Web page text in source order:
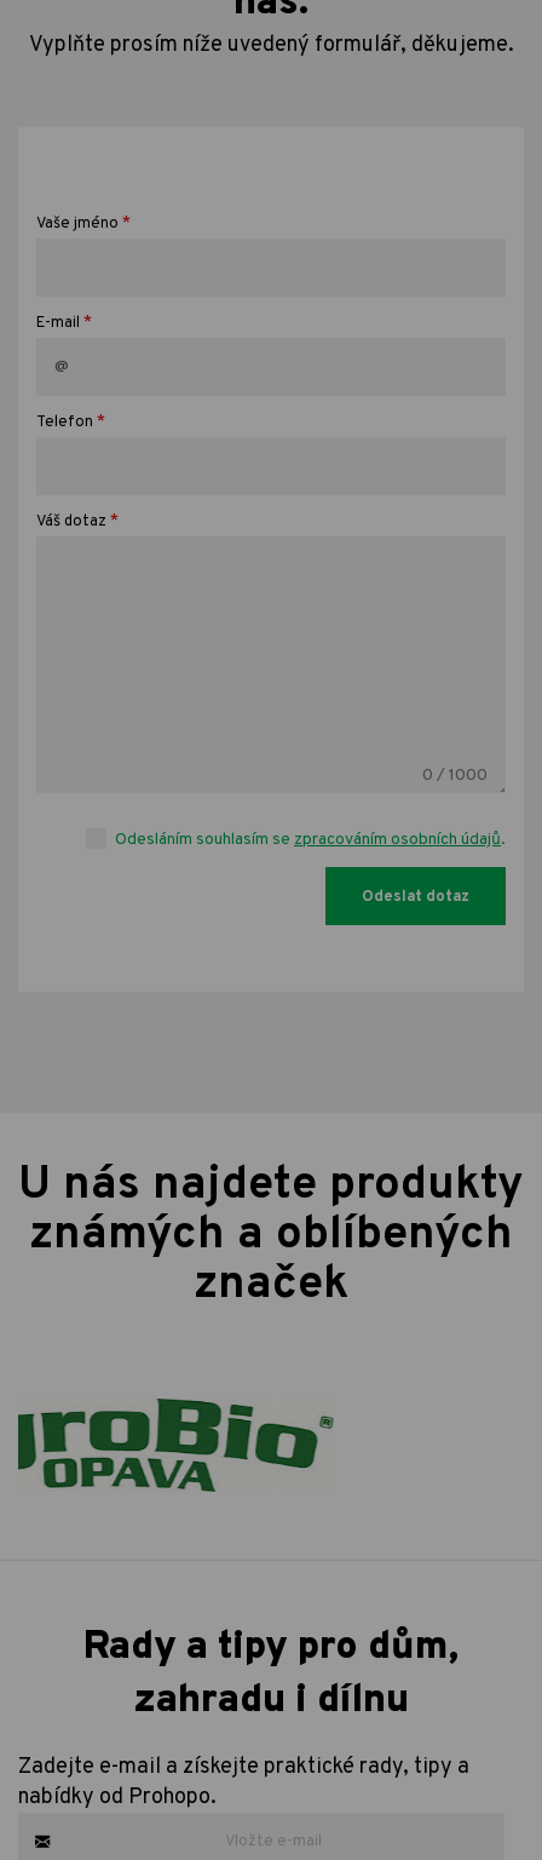
Vyplňte prosím níže uvedený formulář, děkujeme.
Vaše jméno *
E-mail *
Telefon *
Váš dotaz *
0 / 1000
Odesláním souhlasím se zpracováním osobních údajů.
U nás najdete produkty
známých a oblíbených
značek
Rady a tipy pro dům,
zahradu i dílnu
Zadejte e-mail a získejte praktické rady, tipy a
nabídky od Prohopo.